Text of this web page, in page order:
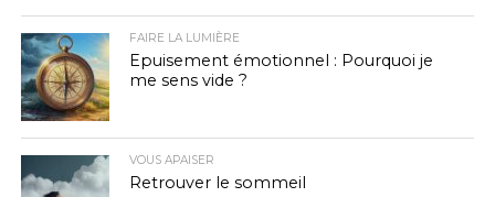
FAIRE LA LUMIÈRE
Epuisement émotionnel : Pourquoi je
me sens vide ?
VOUS APAISER
Retrouver le sommeil